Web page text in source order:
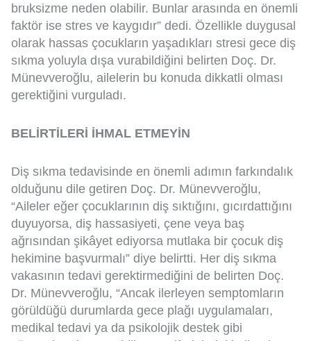
bruksizme neden olabilir. Bunlar arasında en önemli
faktör ise stres ve kaygıdır” dedi. Özellikle duygusal
olarak hassas çocukların yaşadıkları stresi gece diş
sıkma yoluyla dışa vurabildiğini belirten Doç. Dr.
Münevveroğlu, ailelerin bu konuda dikkatli olması
gerektiğini vurguladı.
BELİRTİLERİ İHMAL ETMEYİN
Diş sıkma tedavisinde en önemli adımın farkındalık
olduğunu dile getiren Doç. Dr. Münevveroğlu,
“Aileler eğer çocuklarının diş sıktığını, gıcırdattığını
duyuyorsa, diş hassasiyeti, çene veya baş
ağrısından şikâyet ediyorsa mutlaka bir çocuk diş
hekimine başvurmalı” diye belirtti. Her diş sıkma
vakasının tedavi gerektirmediğini de belirten Doç.
Dr. Münevveroğlu, “Ancak ilerleyen semptomların
görüldüğü durumlarda gece plağı uygulamaları,
medikal tedavi ya da psikolojik destek gibi